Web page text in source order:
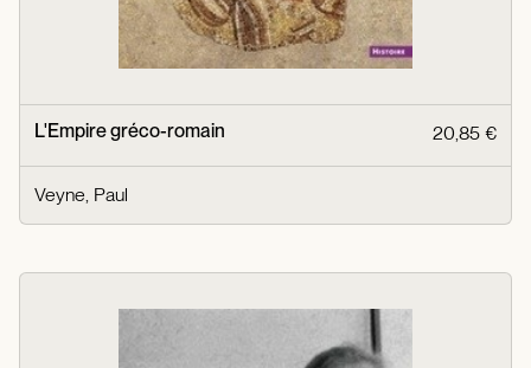
L'Empire gréco-romain 20,85 €
Veyne, Paul